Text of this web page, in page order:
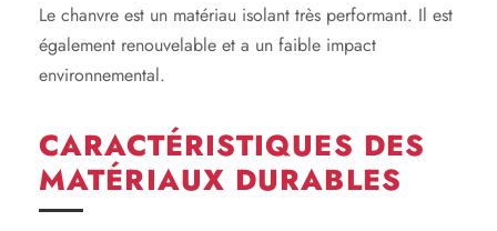
Le chanvre est un matériau isolant très performant. Il est
également renouvelable et a un faible impact
environnemental.
CARACTÉRISTIQUES DES
MATÉRIAUX DURABLES